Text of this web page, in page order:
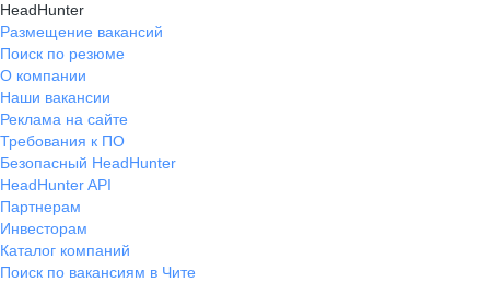
HeadHunter
Размещение вакансий
Поиск по резюме
О компании
Наши вакансии
Реклама на сайте
Требования к ПО
Безопасный HeadHunter
HeadHunter API
Партнерам
Инвесторам
Каталог компаний
Поиск по вакансиям в Чите